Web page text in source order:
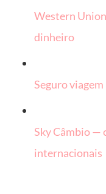
Western
dinheiro
Seguro
Sky Câmbio —
internacionais